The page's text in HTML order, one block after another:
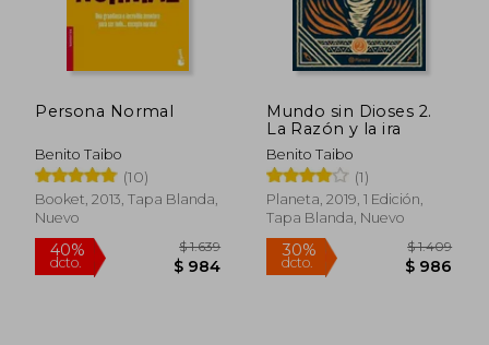
Persona Normal
Benito Taibo
(10)
Booket, 2013, Tapa Blanda,
Nuevo
Mundo sin Dioses 2.
La Razón y la ira
Benito Taibo
(1)
Planeta, 2019, 1 Edición,
Tapa Blanda, Nuevo